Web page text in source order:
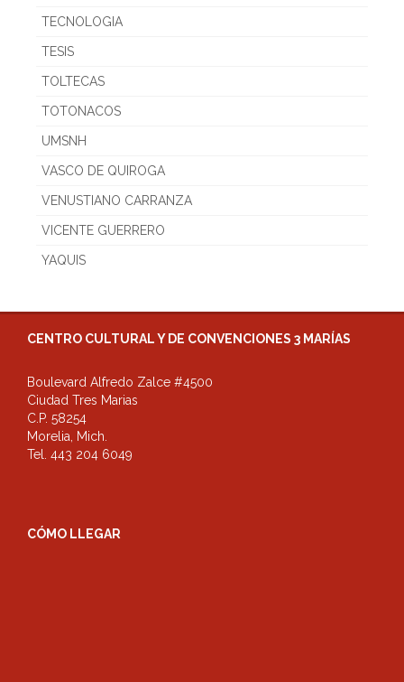
TECNOLOGIA
TESIS
TOLTECAS
TOTONACOS
UMSNH
VASCO DE QUIROGA
VENUSTIANO CARRANZA
VICENTE GUERRERO
YAQUIS
CENTRO CULTURAL Y DE CONVENCIONES 3 MARÍAS
Boulevard Alfredo Zalce #4500
Ciudad Tres Marias
C.P. 58254
Morelia, Mich.
Tel. 443 204 6049
CÓMO LLEGAR